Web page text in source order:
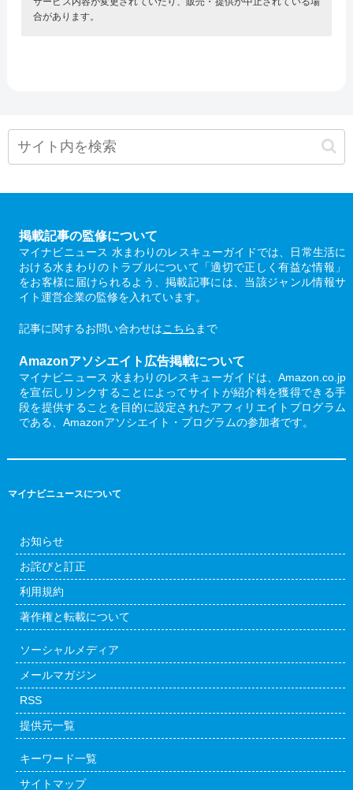
合があります。
掲載記事の監修について
マイナビニュース 水まわりのレスキューガイドでは、日常生活に
おける水まわりのトラブルについて「適切で正しく有益な情報」
をお客様に届けられるよう、掲載記事には、当該ジャンル情報サ
イト運営企業の監修を入れています。
記事に関するお問い合わせはこちら まで
Amazonアソシエイト広告掲載について
マイナビニュース 水まわりのレスキューガイドは、Amazon.co.jp
を宣伝しリンクすることによってサイトが紹介料を獲得できる手
段を提供することを目的に設定されたアフィリエイトプログラム
である、Amazonアソシエイト・プログラムの参加者です。
マイナビニュースについて
お知らせ
お詫びと訂正
利用規約
著作権と転載について
ソーシャルメディア
メールマガジン
RSS
提供元一覧
キーワード一覧
サイトマップ